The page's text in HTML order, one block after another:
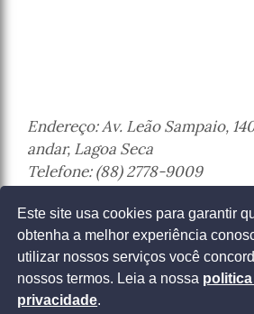
Este site usa cookies para garantir
obtenha a melhor experiência
utilizar nossos serviços você
nossos termos. Leia a nossa
privacidade.
Endereço: Av. Leão Sampaio,
andar, Lagoa Seca
Telefone: (88) 2778-9009
Entrar em